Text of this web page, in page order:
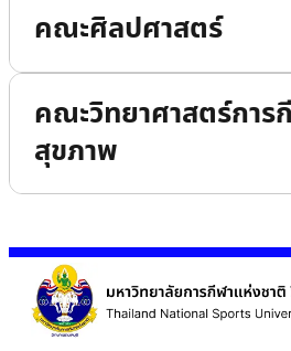
คณะศิลปศาสตร์
คณะวิทยาศาสตร์การ
สุขภาพ